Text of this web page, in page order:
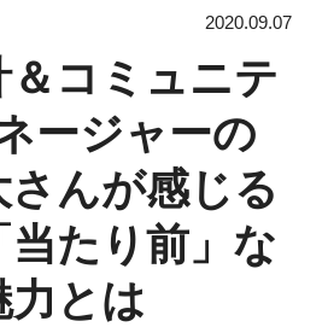
2020.09.07
＆コミュニテ
ージャーの
んが感じる
当たり前」な
力とは